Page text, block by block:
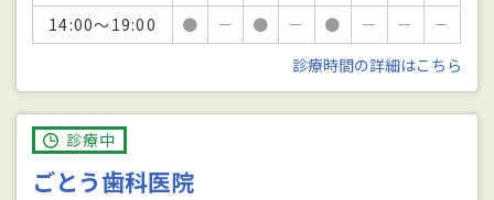
14:00～19:00
● － ● － ● － －
－
診療時間の詳細はこちら
診療中
ごとう歯科医院